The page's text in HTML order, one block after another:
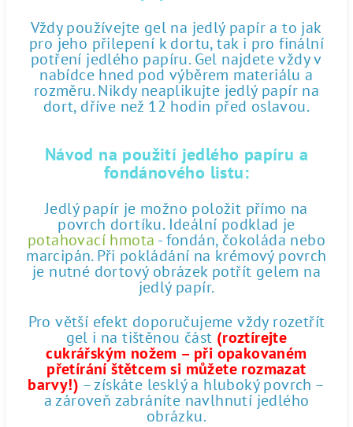
Vždy používejte gel na jedlý papír a to jak
pro jeho přilepení k dortu, tak i pro finální
potření jedlého papíru. Gel najdete vždy v
nabídce hned pod výběrem materiálu a
rozměru. Nikdy neaplikujte jedlý papír na
dort, dříve než 12 hodin před oslavou.
Návod na použití jedlého papíru a
fondánového listu:
Jedlý papír je možno položit přímo na
povrch dortíku. Ideální podklad je
potahovací hmota - fondán, čokoláda nebo
marcipán. Při pokládání na krémový povrch
je nutné dortový obrázek potřít gelem na
jedlý papír.
Pro větší efekt doporučujeme vždy rozetřít
gel i na tištěnou část (roztírejte
cukrářským nožem – při opakovaném
přetírání štětcem si můžete rozmazat
barvy!) – získáte lesklý a hluboký povrch –
a zároveň zabráníte navlhnutí jedlého
obrázku.